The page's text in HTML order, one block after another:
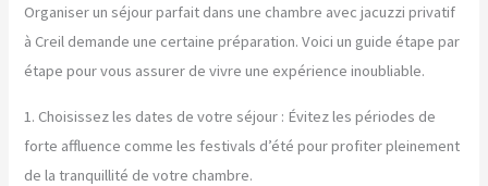
Organiser un séjour parfait dans une chambre avec jacuzzi privatif
à Creil demande une certaine préparation. Voici un guide étape par
étape pour vous assurer de vivre une expérience inoubliable.
1. Choisissez les dates de votre séjour : Évitez les périodes de
forte affluence comme les festivals d’été pour profiter pleinement
de la tranquillité de votre chambre.